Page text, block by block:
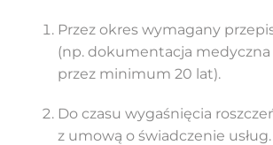
Przez okres wymagany
(np. dokumentacja medyczna
przez minimum 20 lat).
Do czasu wygaśnięcia
z umową o świadczenie usług.